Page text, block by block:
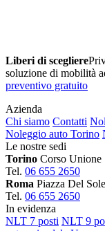
Liberi di scegliere
soluzione di mobilità
preventivo gratuito
Azienda
Chi siamo Contatti
Noleggio auto Torino
Le nostre sedi
Torino Corso Unione
Tel. 06 655 2650
Roma Piazza Del
Tel. 06 655 2650
In evidenza
NLT 7 posti NLT 9